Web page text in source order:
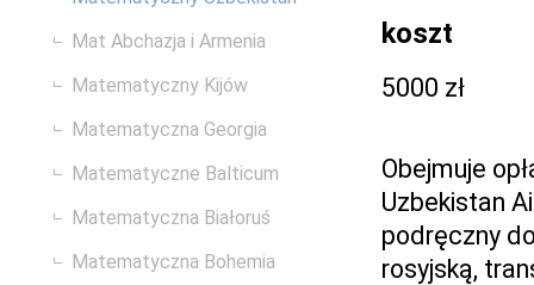
Mat Abchazja i Armenia
Matematyczny Kijów
Matematyczna Georgia
Matematyczne Balticum
Matematyczna Białoruś
Matematyczna Bohemia
koszt
5000 zł
Obejmuje
Uzbekistan
podręczny
rosyjską,